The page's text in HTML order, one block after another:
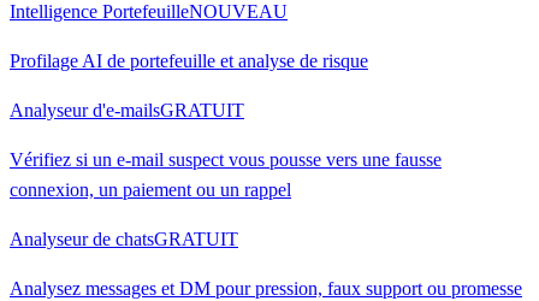
Intelligence PortefeuilleNOUVEAU
Profilage AI de portefeuille et analyse de risque
Analyseur d'e-mailsGRATUIT
Vérifiez si un e-mail suspect vous pousse vers une fausse
connexion, un paiement ou un rappel
Analyseur de chatsGRATUIT
Analysez messages et DM pour pression, faux support ou promesse